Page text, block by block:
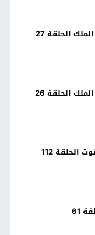
الحلقة 27
الحلقة 26
112
61